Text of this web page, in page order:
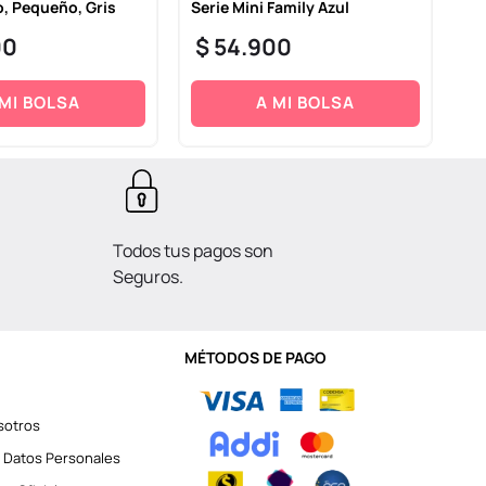
Pequeño, Gris
BOLSA
Serie Mini Family Azul
$54.900
A MI BOLSA
Todos tus pagos son
Seguros.
Personales
MÉTODOS DE PAGO